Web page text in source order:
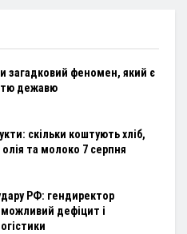
загадковий феномен, який є
дежавю
скільки коштують хліб,
та молоко 7 серпня
РФ: гендиректор
можливий дефіцит і